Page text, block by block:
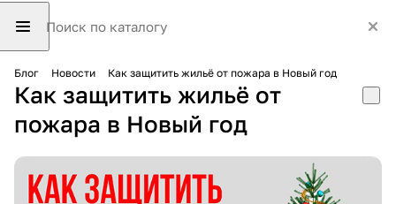
Блог Новости Как защитить жильё от пожара в Новый год
Как защитить жильё от
пожара в Новый год